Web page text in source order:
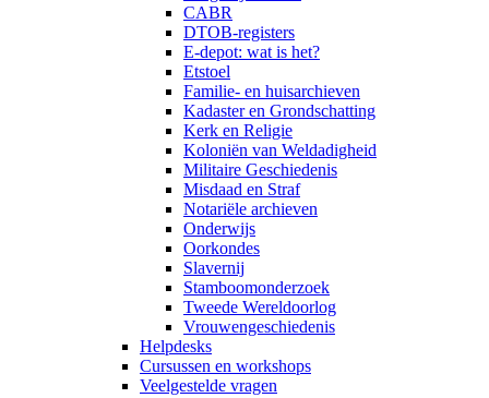
CABR
DTOB-registers
E-depot: wat is het?
Etstoel
Familie- en huisarchieven
Kadaster en Grondschatting
Kerk en Religie
Koloniën van Weldadigheid
Militaire Geschiedenis
Misdaad en Straf
Notariële archieven
Onderwijs
Oorkondes
Slavernij
Stamboomonderzoek
Tweede Wereldoorlog
Vrouwengeschiedenis
Helpdesks
Cursussen en workshops
Veelgestelde vragen